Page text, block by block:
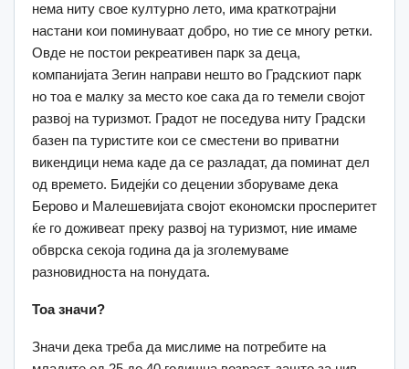
нема ниту свое културно лето, има краткотрајни
настани кои поминуваат добро, но тие се многу ретки.
Овде не постои рекреативен парк за деца,
компанијата Зегин направи нешто во Градскиот парк
но тоа е малку за место кое сака да го темели својот
развој на туризмот. Градот не поседува ниту Градски
базен па туристите кои се сместени во приватни
викендици нема каде да се разладат, да поминат дел
од времето. Бидејќи со децении зборуваме дека
Берово и Малешевијата својот економски просперитет
ќе го доживеат преку развој на туризмот, ние имаме
обврска секоја година да ја зголемуваме
разновидноста на понудата.
Тоа значи?
Значи дека треба да мислиме на потребите на